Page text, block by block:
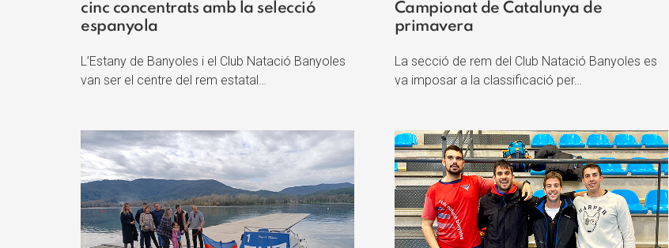
cinc concentrats amb la selecció
espanyola
L’Estany de Banyoles i el Club Natació Banyoles
van ser el centre del rem estatal…
Campionat de Catalunya de
primavera
La secció de rem del Club Natació Banyoles es
va imposar a la classificació per…